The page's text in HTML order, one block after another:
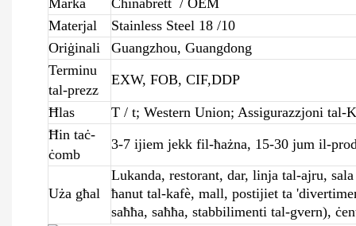
Materjal
Stainless Steel 18 /10
Oriġinali
Guangzhou, Guangdong
Terminu
tal-prezz
EXW, FOB, CIF,DDP
Ħlas
T / t; Western Union; Assigurazzjoni tal-
Ħin taċ-
ċomb
3-7 ijiem jekk fil-ħażna, 15-30 jum il-
Uża għal
Lukanda, restorant, dar, linja tal-ajru,
ħanut tal-kafè, mall, postijiet ta
saħħa, saħħa, stabbilimenti tal-gvern),